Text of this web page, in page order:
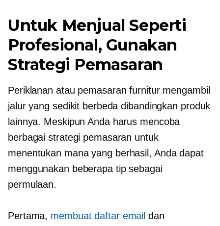
Untuk Menjual Seperti
Profesional, Gunakan
Strategi Pemasaran
Periklanan atau pemasaran furnitur mengambil
jalur yang sedikit berbeda dibandingkan produk
lainnya. Meskipun Anda harus mencoba
berbagai strategi pemasaran untuk
menentukan mana yang berhasil, Anda dapat
menggunakan beberapa tip sebagai
permulaan.
Pertama, membuat daftar email dan